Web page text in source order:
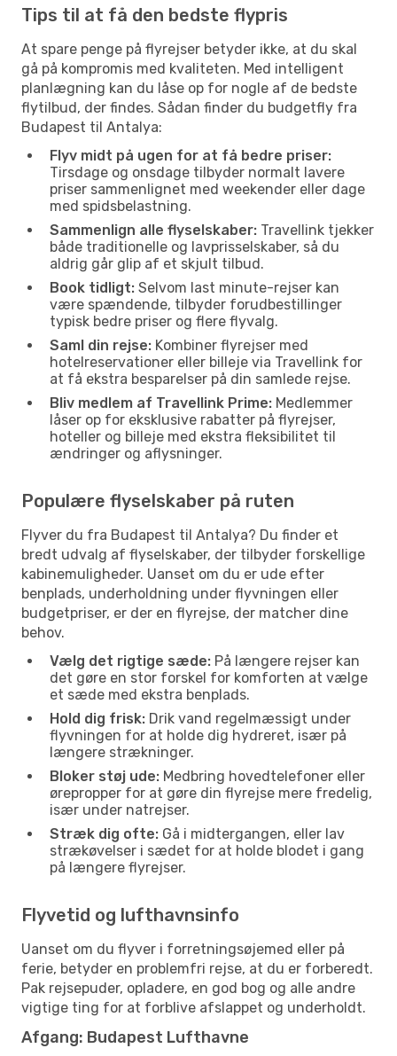
Tips til at få den bedste flypris
At spare penge på flyrejser betyder ikke, at du skal
gå på kompromis med kvaliteten. Med intelligent
planlægning kan du låse op for nogle af de bedste
flytilbud, der findes. Sådan finder du budgetfly fra
Budapest til Antalya:
Flyv midt på ugen for at få bedre priser:
Tirsdage og onsdage tilbyder normalt lavere
priser sammenlignet med weekender eller dage
med spidsbelastning.
Sammenlign alle flyselskaber: Travellink tjekker
både traditionelle og lavprisselskaber, så du
aldrig går glip af et skjult tilbud.
Book tidligt: Selvom last minute-rejser kan
være spændende, tilbyder forudbestillinger
typisk bedre priser og flere flyvalg.
Saml din rejse: Kombiner flyrejser med
hotelreservationer eller billeje via Travellink for
at få ekstra besparelser på din samlede rejse.
Bliv medlem af Travellink Prime: Medlemmer
låser op for eksklusive rabatter på flyrejser,
hoteller og billeje med ekstra fleksibilitet til
ændringer og aflysninger.
Populære flyselskaber på ruten
Flyver du fra Budapest til Antalya? Du finder et
bredt udvalg af flyselskaber, der tilbyder forskellige
kabinemuligheder. Uanset om du er ude efter
benplads, underholdning under flyvningen eller
budgetpriser, er der en flyrejse, der matcher dine
behov.
Vælg det rigtige sæde: På længere rejser kan
det gøre en stor forskel for komforten at vælge
et sæde med ekstra benplads.
Hold dig frisk: Drik vand regelmæssigt under
flyvningen for at holde dig hydreret, især på
længere strækninger.
Bloker støj ude: Medbring hovedtelefoner eller
ørepropper for at gøre din flyrejse mere fredelig,
især under natrejser.
Stræk dig ofte: Gå i midtergangen, eller lav
strækøvelser i sædet for at holde blodet i gang
på længere flyrejser.
Flyvetid og lufthavnsinfo
Uanset om du flyver i forretningsøjemed eller på
ferie, betyder en problemfri rejse, at du er forberedt.
Pak rejsepuder, opladere, en god bog og alle andre
vigtige ting for at forblive afslappet og underholdt.
Afgang: Budapest Lufthavne